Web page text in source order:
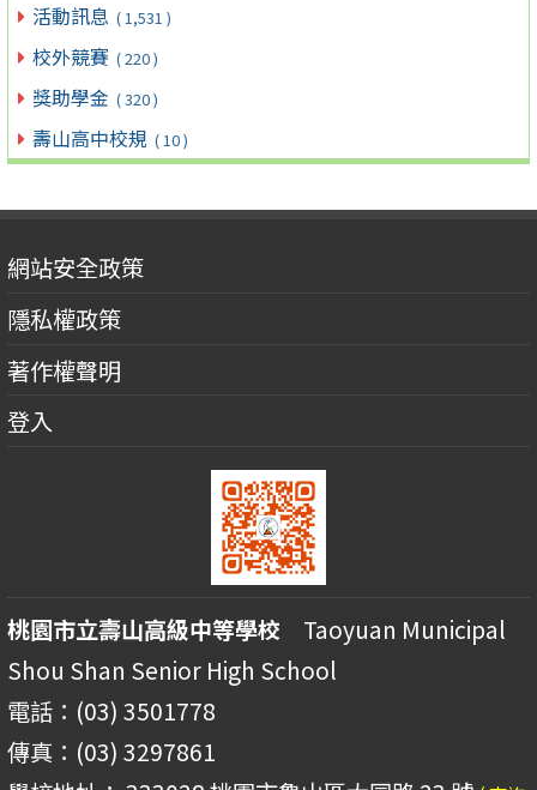
活動訊息 ( 1,531 )
校外競賽 ( 220 )
獎助學金 ( 320 )
壽山高中校規 ( 10 )
網站安全政策
隱私權政策
著作權聲明
登入
桃園市立壽山高級中等學校 Taoyuan Municipal
Shou Shan Senior High School
電話：(03) 3501778
傳真：(03) 3297861